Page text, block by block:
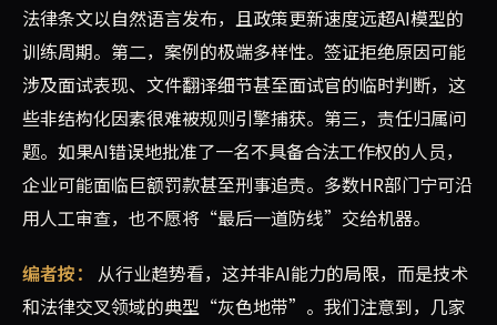
法律条文以自然语言发布，且政策更新速度远超AI模型的
训练周期。第二，案例的极端多样性。签证拒绝原因可能
涉及面试表现、文件翻译细节甚至面试官的临时判断，这
些非结构化因素很难被规则引擎捕获。第三，责任归属问
题。如果AI错误地批准了一名不具备合法工作权的人员，
企业可能面临巨额罚款甚至刑事追责。多数HR部门宁可沿
用人工审查，也不愿将“最后一道防线”交给机器。
编者按：
从行业趋势看，这并非AI能力的局限，而是技术
和法律交叉领域的典型“灰色地带”。我们注意到，几家